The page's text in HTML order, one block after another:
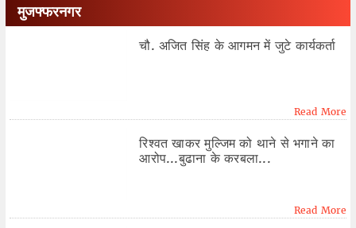
मुजफ्फरनगर
चौ. अजित सिंह के आगमन में जुटे कार्यकर्ता
Read More
रिश्वत खाकर मुल्जिम को थाने से भगाने का
आरोप...बुढाना के करबला...
Read More